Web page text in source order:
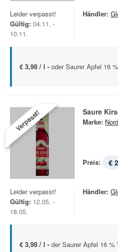
Leider verpasst!
Gültig: 04.11. -
10.11.
Händler:
€ 3,98 / l - oder Saurer Apfel 16
Verpasst! Saure
Marke:
Preis: €
Leider verpasst!
Gültig: 12.05. -
18.05.
Händler:
€ 3,98 / l - der Saurer Apfel 16 %